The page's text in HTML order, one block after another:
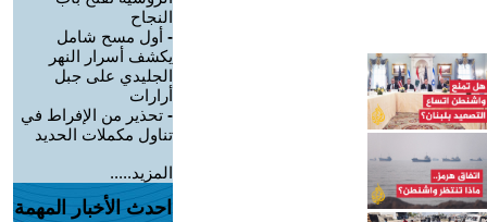
النجاح
- أول مسح شامل
يكشف أسرار النهر
الجليدي على جبل
أرارات
- تحذير من الإفراط في
تناول مكملات الحديد
المزيد.....
احدث الأخبار المهمة